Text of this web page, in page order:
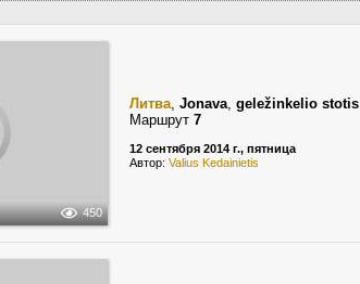
450
Литва, Jonava, geležinkelio stotis
Маршрут 7
12 сентября 2014 г., пятница
Автор: Valius Kedainietis